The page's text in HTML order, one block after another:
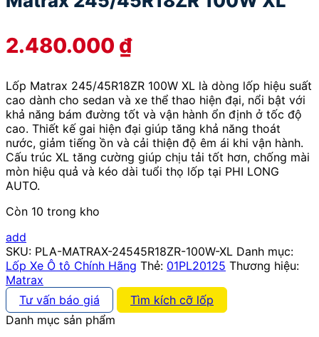
2.480.000 ₫
Lốp Matrax 245/45R18ZR 100W XL là dòng lốp hiệu suất
cao dành cho sedan và xe thể thao hiện đại, nổi bật với
khả năng bám đường tốt và vận hành ổn định ở tốc độ
cao. Thiết kế gai hiện đại giúp tăng khả năng thoát
nước, giảm tiếng ồn và cải thiện độ êm ái khi vận hành.
Cấu trúc XL tăng cường giúp chịu tải tốt hơn, chống mài
mòn hiệu quả và kéo dài tuổi thọ lốp tại PHI LONG
AUTO.
Còn 10 trong kho
add
SKU: PLA-MATRAX-24545R18ZR-100W-XL Danh mục:
Lốp Xe Ô tô Chính Hãng Thẻ: 01PL20125 Thương hiệu:
Matrax
Tư vấn báo giá
Tìm kích cỡ lốp
Danh mục sản phẩm